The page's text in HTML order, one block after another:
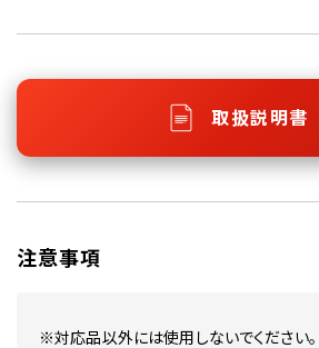
取扱説明書
注意事項
※対応品以外には使用しないでください。